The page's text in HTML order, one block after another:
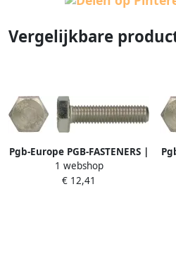
Vergelijkbare
Pgb-Europe PGB-FASTENERS |
Zeskanttapbout A2-70 DIN
933 M4x35 | 200 st
1 webshop
€ 12,41